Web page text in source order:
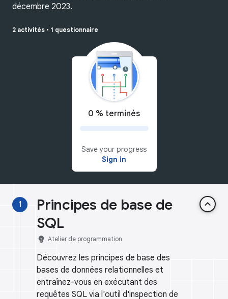
décembre 2023.
2 activités • 1 questionnaire
0 % terminés
Save your progress
Sign in
1
Principes de base de
SQL
keyboard_arrow_up
emoji_objects Atelier de programmation
Découvrez les principes de base des
bases de données relationnelles et
entraînez-vous en exécutant des
requêtes SQL via l'outil d'inspection de